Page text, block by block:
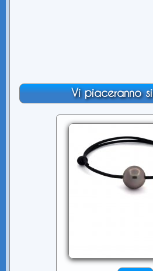
Vi piaceranno